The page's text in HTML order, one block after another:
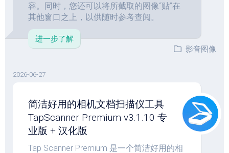
容。同时，您还可以将所截取的图像“贴”在
其他窗口之上，以供随时参考查阅。
进一步了解
影音图像
2026-06-27
简洁好用的相机文档扫描仪工具
TapScanner Premium v3.1.10 专
业版 + 汉化版
Tap Scanner Premium 是一个简洁好用的相